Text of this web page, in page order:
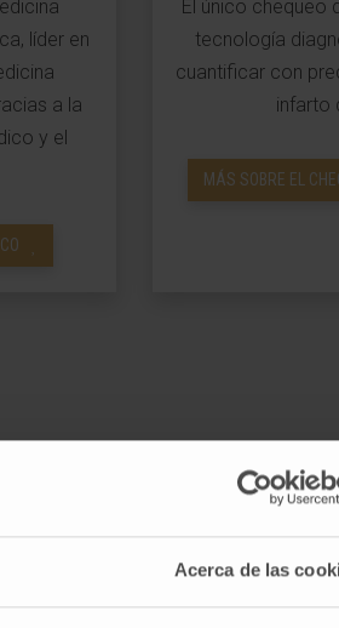
Acerca de las
líder en
a la
y el
El único chequeo
tecnología
cuantificar con
infarto
MÁS SOBRE EL
del Cáncer